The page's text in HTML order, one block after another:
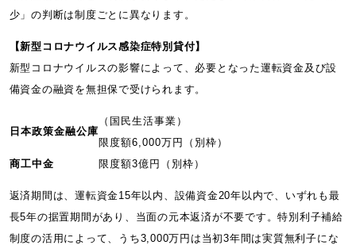
少」の判断は制度ごとに異なります。
【新型コロナウイルス感染症特別貸付】
新型コロナウイルスの影響によって、必要となった運転資金及び設
備資金の融資を無担保で受けられます。
日本政策金融公庫
（国民生活事業）
限度額6,000万円（別枠）
商工中金
限度額3億円（別枠）
返済期間は、運転資金15年以内、設備資金20年以内で、いずれも最
長5年の据置期間があり、当面の元本返済が不要です。特別利子補給
制度の活用によって、うち3,000万円は当初3年間は実質無利子にな